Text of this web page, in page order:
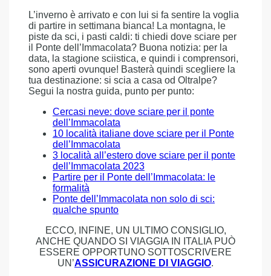
L’inverno è arrivato e con lui si fa sentire la voglia
di partire in settimana bianca! La montagna, le
piste da sci, i pasti caldi: ti chiedi dove sciare per
il Ponte dell’Immacolata? Buona notizia: per la
data, la stagione sciistica, e quindi i comprensori,
sono aperti ovunque! Basterà quindi scegliere la
tua destinazione: si scia a casa od Oltralpe?
Segui la nostra guida, punto per punto:
Cercasi neve: dove sciare per il ponte
dell’Immacolata
10 località italiane dove sciare per il Ponte
dell’Immacolata
3 località all’estero dove sciare per il ponte
dell’Immacolata 2023
Partire per il Ponte dell’Immacolata: le
formalità
Ponte dell’Immacolata non solo di sci:
qualche spunto
ECCO, INFINE, UN ULTIMO CONSIGLIO,
ANCHE QUANDO SI VIAGGIA IN ITALIA PUÒ
ESSERE OPPORTUNO SOTTOSCRIVERE
UN’ASSICURAZIONE DI VIAGGIO.